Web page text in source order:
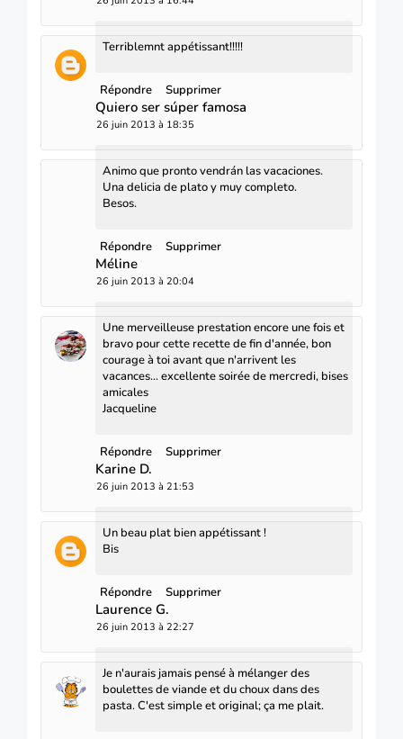
Terriblemnt appétissant!!!!!
Répondre Supprimer
Quiero ser súper famosa
26 juin 2013 à 18:35
Animo que pronto vendrán las vacaciones.
Una delicia de plato y muy completo.
Besos.
Répondre Supprimer
Méline
26 juin 2013 à 20:04
Une merveilleuse prestation encore une fois et
bravo pour cette recette de fin d'année, bon
courage à toi avant que n'arrivent les
vacances... excellente soirée de mercredi, bises
amicales
Jacqueline
Répondre Supprimer
Karine D.
26 juin 2013 à 21:53
Un beau plat bien appétissant !
Bis
Répondre Supprimer
Laurence G.
26 juin 2013 à 22:27
Je n'aurais jamais pensé à mélanger des
boulettes de viande et du choux dans des
pasta. C'est simple et original; ça me plait.